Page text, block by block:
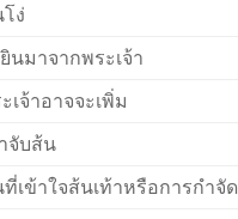
ง่
นมาจากพระเจ้า
เจ้าอาจจะเพิ่ม
จับส้น
เข้าใจส้นเท้าหรือการกำจัด